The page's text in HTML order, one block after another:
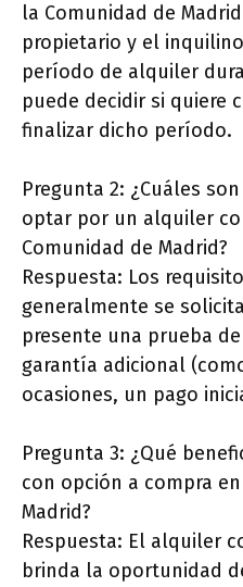
la Comunidad de
propietario y el
período de alquiler
puede decidir si quiere
finalizar dicho período.
Pregunta 2: ¿Cuáles
optar por un alquiler
Comunidad de Madrid?
Respuesta: Los
generalmente se
presente una prueba
garantía adicional
ocasiones, un pago
Pregunta 3: ¿Qué
con opción a compra
Madrid?
Respuesta: El alquiler
brinda la oportunidad